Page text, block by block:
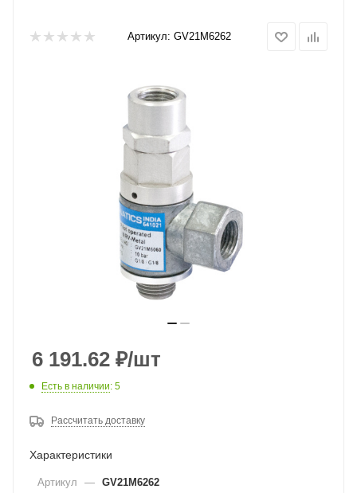
Артикул: GV21M6262
6 191.62 ₽/шт
Есть в наличии: 5
Рассчитать доставку
Характеристики
Артикул — GV21M6262